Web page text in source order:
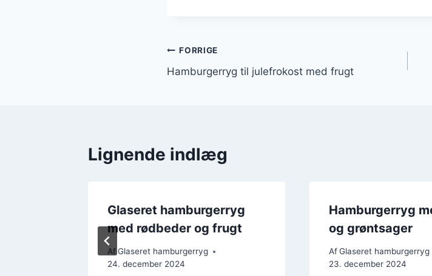
Indlægsnavigation
FORRIGE
Hamburgerryg til julefrokost med frugt
Lignende indlæg
Glaseret hamburgerryg
med rødbeder og frugt
AfGlaseret hamburgerryg
24. december 2024
Hamburgerryg
og grøntsager
Af Glaseret hamburgerryg
23. december 2024